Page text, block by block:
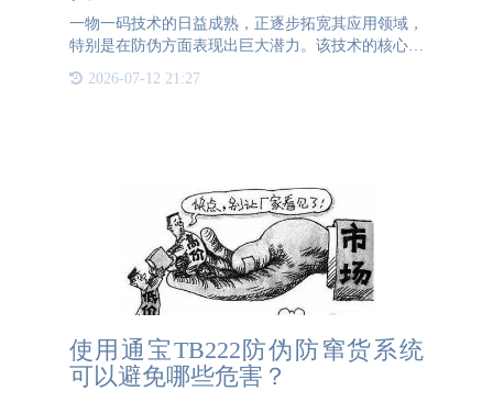
一物一码技术的日益成熟，正逐步拓宽其应用领域，
特别是在防伪方面表现出巨大潜力。该技术的核心在
于为每一件产品赋予独一无二的防伪码，从而实现对
产品全生命周期的精准追踪和记录。通过一物一码技
2026-07-12 21:27
使用通宝TB222防伪防窜货系统
可以避免哪些危害？